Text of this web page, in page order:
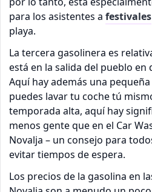
para los asistentes a festivales
playa.
La tercera gasolinera es
está en la salida del pueblo en
Aquí hay además una
puedes lavar tu coche tú
temporada alta, aquí hay
menos gente que en el Car
Novalja – un consejo para
evitar tiempos de espera.
Los precios de la gasolina en